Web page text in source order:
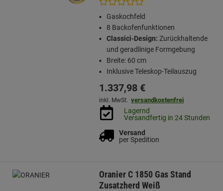
Gaskochfeld
8 Backofenfunktionen
Classici-Design: Zurückhaltende
und geradlinige Formgebung
Breite: 60 cm
Inklusive Teleskop-Teilauszug
1.337,98 €
inkl. MwSt. versandkostenfrei
Lagernd
Versandfertig in 24 Stunden
Versand
per Spedition
Oranier C 1850 Gas Stand
Zusatzherd Weiß